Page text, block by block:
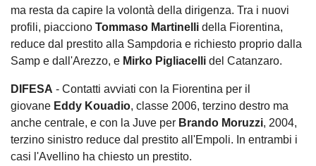
ma resta da capire la volontà della dirigenza. Tra i nuovi
profili, piacciono Tommaso Martinelli della Fiorentina,
reduce dal prestito alla Sampdoria e richiesto proprio dalla
Samp e dall'Arezzo, e Mirko Pigliacelli del Catanzaro.
DIFESA - Contatti avviati con la Fiorentina per il
giovane Eddy Kouadio, classe 2006, terzino destro ma
anche centrale, e con la Juve per Brando Moruzzi, 2004,
terzino sinistro reduce dal prestito all'Empoli. In entrambi i
casi l'Avellino ha chiesto un prestito.